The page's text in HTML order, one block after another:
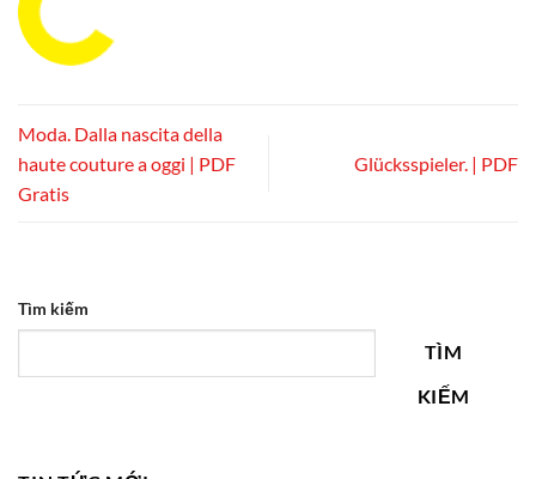
Moda. Dalla nascita della
haute couture a oggi | PDF
Gratis
Glücksspieler. | PDF
Tìm kiếm
TÌM
KIẾM